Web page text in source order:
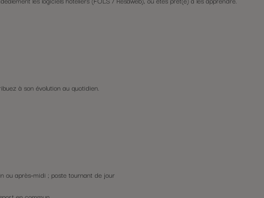
à son évolution au quotidien.
ou après-midi ; poste tournant de jour